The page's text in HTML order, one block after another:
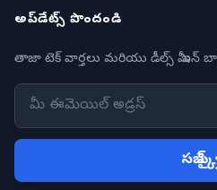
అప్‌డేట్స్ పొందండి
తాజా టెక్ వార్తలు మరియు డీల్స్ మీ ఇన్
సబ్